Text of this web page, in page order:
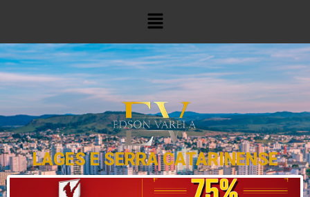
LAGES E SERRA CATARINENSE